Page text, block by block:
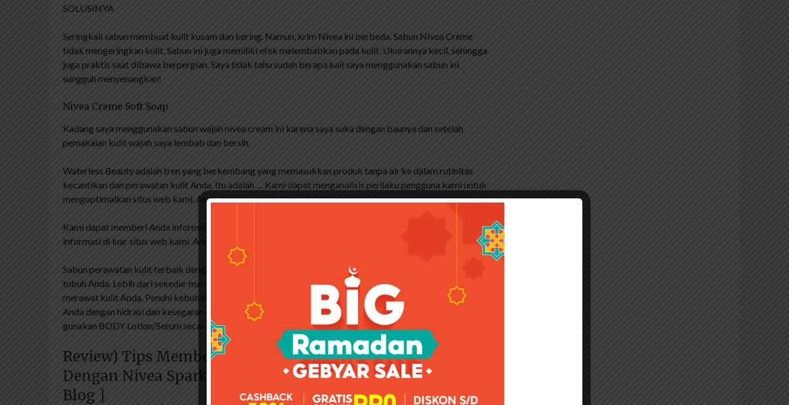
SOLUSINYA
Seringkali sabun membuat kulit kusam dan kering. Namun, krim Nivea ini berbeda. Sabun Nivea Creme
tidak mengeringkan kulit. Sabun ini juga memiliki efek melembabkan pada kulit. Ukurannya kecil, sehingga
juga praktis saat dibawa berpergian. Saya tidak tahu sudah berapa kali saya menggunakan sabun ini.
sungguh menyenangkan!
Nivea Creme Soft Soap
Kadang saya menggunakan sabun wajah nivea cream ini karena saya suka dengan baunya dan setelah
pemakaian kulit wajah saya lembab dan bersih.
Waterless Beauty adalah tren yang berkembang yang memasukkan produk tanpa air ke dalam rutinitas
kecantikan dan perawatan kulit Anda. Itu adalah … Kami dapat menganalisis perilaku pengguna kami untuk
mengoptimalkan situs web kami. Anda dapat mengubahnya di sini kapan saja.
Kami dapat memberi Anda informasi tentang masing-masing produk untuk tujuan pemasaran, serta
informasi di luar situs web kami. Anda dapat mengubah perjanjian ini kapan saja di sini.
Sabun perawatan kulit terbaik dengan pelembab tubuh. Ini akan menjaga kelembaban dan kesehatan kulit
tubuh Anda. Lebih dari sekedar mandi, dengan CREME CARE SOAP Anda juga dapat membersihkan dan
merawat kulit Anda. Penuhi kebutuhan nutrisi kulit Anda dengan ekstrak Creme yang sama. Manjakan diri
Anda dengan hidrasi dan kesegaran kulit agar siap menghadapi hari yang akan datang. Untuk hasil terbaik,
gunakan BODY Lotion/Serum secara teratur
Review) Tips Membersihkan Wajah Glowing Bagai Mutiara
Dengan Nivea Sparkling Bright Facial Foam [ Nurul Sufitri’s
Blog ]